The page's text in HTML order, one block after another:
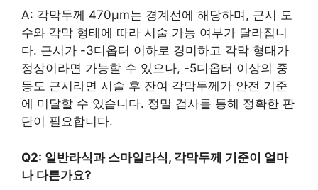
A: 각막두께 470μm는 경계선에 해당하며, 근시 도
수와 각막 형태에 따라 시술 가능 여부가 달라집니
다. 근시가 -3디옵터 이하로 경미하고 각막 형태가
정상이라면 가능할 수 있으나, -5디옵터 이상의 중
등도 근시라면 시술 후 잔여 각막두께가 안전 기준
에 미달할 수 있습니다. 정밀 검사를 통해 정확한 판
단이 필요합니다.
Q2: 일반라식과 스마일라식, 각막두께 기준이 얼마
나 다른가요?